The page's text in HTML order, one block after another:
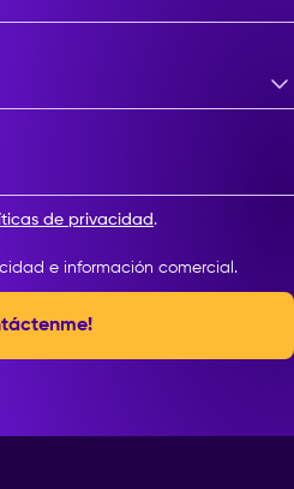
de privacidad .
e información comercial.